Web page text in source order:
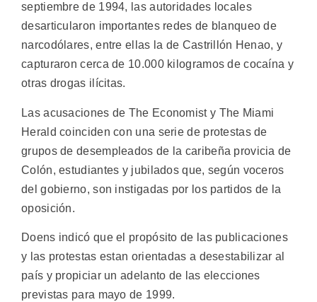
septiembre de 1994, las autoridades locales
desarticularon importantes redes de blanqueo de
narcodólares, entre ellas la de Castrillón Henao, y
capturaron cerca de 10.000 kilogramos de cocaína y
otras drogas ilícitas.
Las acusaciones de The Economist y The Miami
Herald coinciden con una serie de protestas de
grupos de desempleados de la caribeña provicia de
Colón, estudiantes y jubilados que, según voceros
del gobierno, son instigadas por los partidos de la
oposición.
Doens indicó que el propósito de las publicaciones
y las protestas estan orientadas a desestabilizar al
país y propiciar un adelanto de las elecciones
previstas para mayo de 1999.